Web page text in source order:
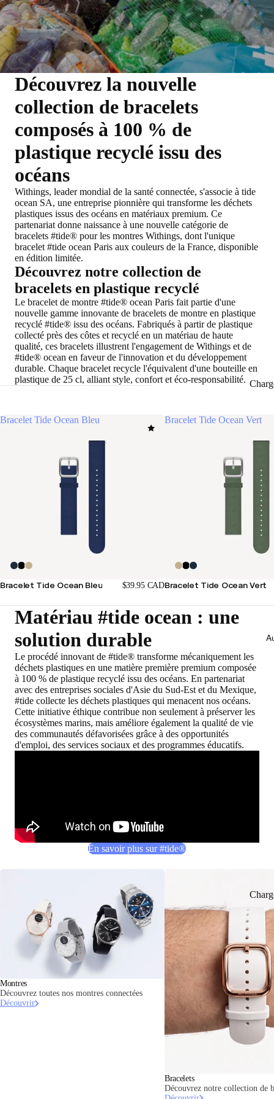
Découvrez la nouvelle
collection de bracelets
composés à 100 % de
plastique recyclé issu des
océans
Withings, leader mondial de la santé connectée, s'associe à tide
ocean SA, une entreprise pionnière qui transforme les déchets
plastiques issus des océans en matériaux premium. Ce
partenariat donne naissance à une nouvelle catégorie de
bracelets #tide® pour les montres Withings, dont l'unique
bracelet #tide ocean Paris aux couleurs de la France, disponible
en édition limitée.
Découvrez notre collection de
bracelets en plastique recyclé
Le bracelet de montre #tide® ocean Paris fait partie d'une
nouvelle gamme innovante de bracelets de montre en plastique
recyclé #tide® issu des océans. Fabriqués à partir de plastique
collecté près des côtes et recyclé en un matériau de haute
qualité, ces bracelets illustrent l'engagement de Withings et de
#tide® ocean en faveur de l'innovation et du développement
durable. Chaque bracelet recycle l'équivalent d'une bouteille en
plastique de 25 cl, alliant style, confort et éco-responsabilité.
Bracelet Tide Ocean Bleu
Bracelet Tide Ocean Bleu $39.95 CAD
Bracelet Tide Ocean Vert
Bracelet Tide Ocean Vert
Matériau #tide ocean : une
solution durable
Le procédé innovant de #tide® transforme mécaniquement les
déchets plastiques en une matière première premium composée
à 100 % de plastique recyclé issu des océans. En partenariat
avec des entreprises sociales d'Asie du Sud-Est et du Mexique,
#tide collecte les déchets plastiques qui menacent nos océans.
Cette initiative éthique contribue non seulement à préserver les
écosystèmes marins, mais améliore également la qualité de vie
des communautés défavorisées grâce à des opportunités
d'emploi, des services sociaux et des programmes éducatifs.
En savoir plus sur #tide®
Montres
Découvrez toutes nos montres connectées
Découvrir
Bracelets
Découvrez notre collection de